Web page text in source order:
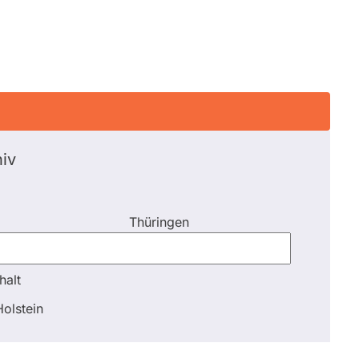
Thüringen